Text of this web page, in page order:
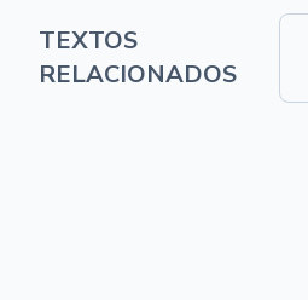
TEXTOS
RELACIONADOS